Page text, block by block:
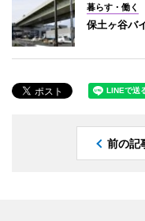
暮らす・働く
保土ヶ谷バ
前の記